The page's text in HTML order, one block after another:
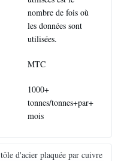
nombre de fois où
les données sont
utilisées.
MTC
1000+
tonnes/tonnes+par+
mois
tôle d'acier plaquée par cuivre